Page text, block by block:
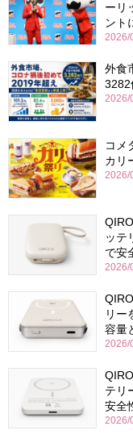
ーリ
ント
2026/
外食
3282
2026/
コメ
カリ
2026/
ッテ
で安
2026/
リー
容量
2026/
テリ
安全
2026/